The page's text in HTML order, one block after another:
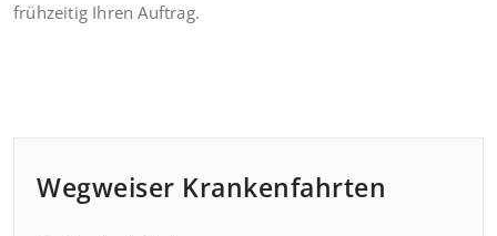
frühzeitig Ihren Auftrag.
Wegweiser Krankenfahrten